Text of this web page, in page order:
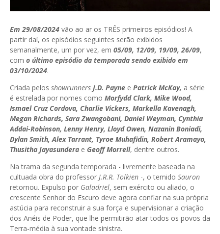
Em 29/08/2024 vão ao ar os TRÊS primeiros episódios! A
partir daí, os episódios seguintes serão exibidos
semanalmente, um por vez, em 05/09, 12/09, 19/09, 26/09,
com o último episódio da temporada sendo exibido em
03/10/2024.
Criada pelos showrunners J.D. Payne e Patrick McKay, a série
é estrelada por nomes como Morfydd Clark, Mike Wood,
Ismael Cruz Cordova, Charlie Vickers, Markella Kavenagh,
Megan Richards, Sara Zwangobani, Daniel Weyman, Cynthia
Addai-Robinson, Lenny Henry, Lloyd Owen, Nazanin Boniadi,
Dylan Smith, Alex Tarrant, Tyroe Muhafidin, Robert Aramayo,
Thusitha Jayasundera e Geoff Morrell, dentre outros.
Na trama da segunda temporada - livremente baseada na
cultuada obra do professor J.R.R. Tolkien -, o temido Sauron
retornou. Expulso por Galadriel, sem exército ou aliado, o
crescente Senhor do Escuro deve agora confiar na sua própria
astúcia para reconstruir a sua força e supervisionar a criação
dos Anéis de Poder, que lhe permitirão atar todos os povos da
Terra-média à sua vontade sinistra.